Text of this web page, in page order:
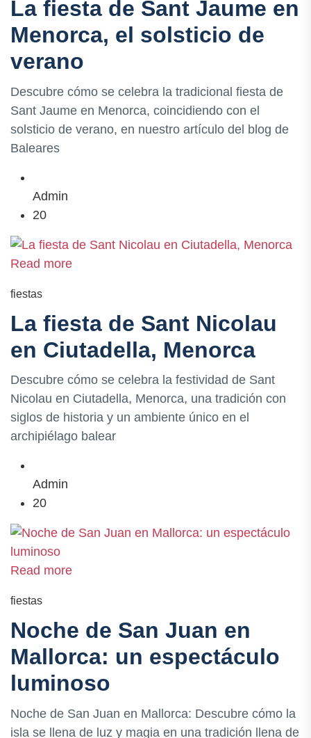
La fiesta de Sant Jaume en
Menorca, el solsticio de
verano
Descubre cómo se celebra la tradicional fiesta de
Sant Jaume en Menorca, coincidiendo con el
solsticio de verano, en nuestro artículo del blog de
Baleares
Admin
20
Read more
fiestas
La fiesta de Sant Nicolau
en Ciutadella, Menorca
Descubre cómo se celebra la festividad de Sant
Nicolau en Ciutadella, Menorca, una tradición con
siglos de historia y un ambiente único en el
archipiélago balear
Admin
20
Read more
fiestas
Noche de San Juan en
Mallorca: un espectáculo
luminoso
Noche de San Juan en Mallorca: Descubre cómo la
isla se llena de luz y magia en una tradición llena de